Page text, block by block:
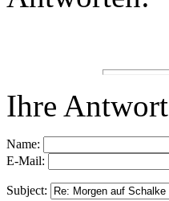
Ihre Antwort
Name:
E-Mail:
Subject: